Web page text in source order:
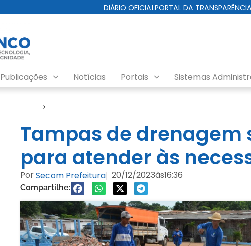
DIÁRIO OFICIALPORTAL DA TRANSPARÊNCIA
Publicações Notícias Portais Sistemas
›
Tampas de drenagem
para atender às
PorSecom Prefeitura| 20/12/2023às16:36
Compartilhe: